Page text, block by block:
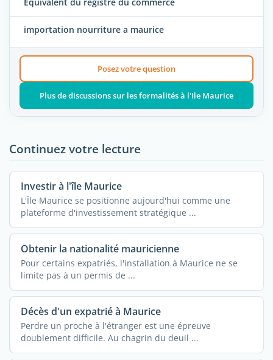
Equivalent du registre du commerce
importation nourriture a maurice
Posez votre question
Plus de discussions sur les formalités à l'Ile Maurice
Continuez votre lecture
Investir à l'île Maurice
L'Île Maurice se positionne aujourd'hui comme une
plateforme d'investissement stratégique ...
Obtenir la nationalité mauricienne
Pour certains expatriés, l'installation à Maurice ne se
limite pas à un permis de ...
Décès d'un expatrié à Maurice
Perdre un proche à l'étranger est une épreuve
doublement difficile. Au chagrin du deuil ...